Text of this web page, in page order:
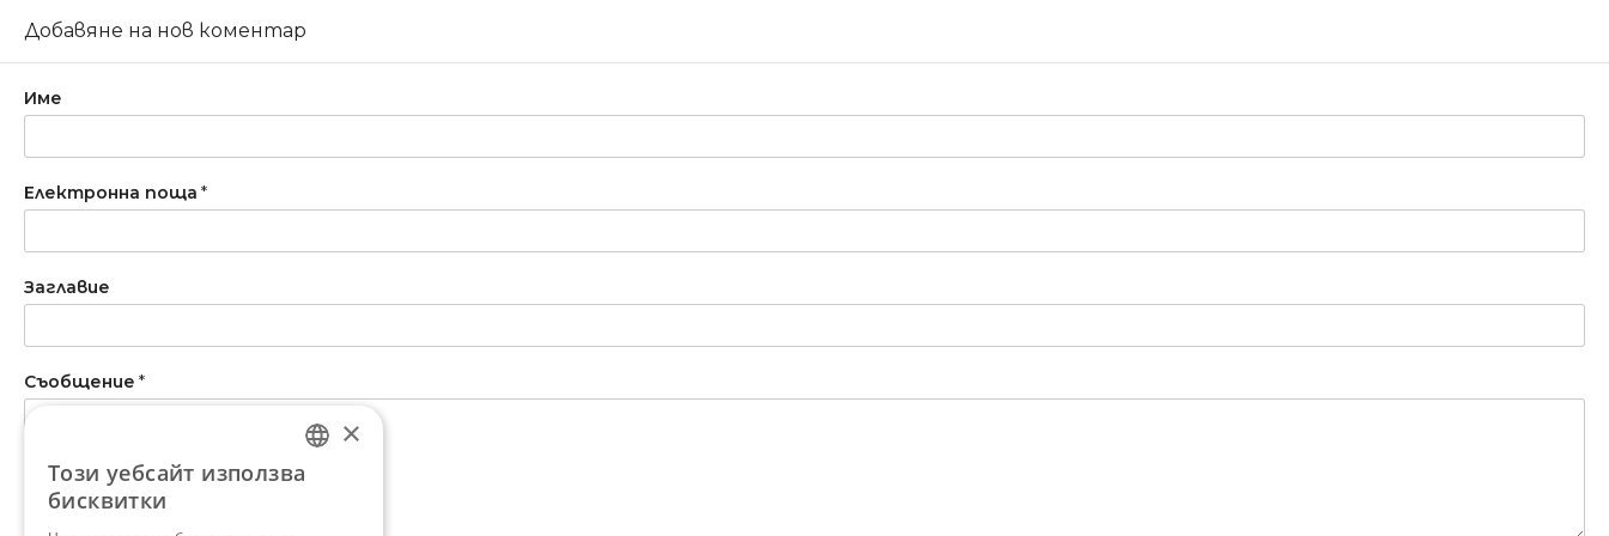
Добавяне на нов коментар
Име
Електронна поща *
Заглавие
Съобщение *
BULGARIAN
×
Този уебсайт използва
бисквитки